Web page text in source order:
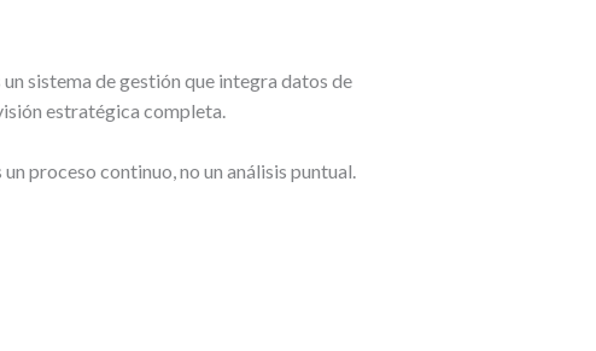
sistema de gestión que integra datos de
estratégica completa.
proceso continuo, no un análisis puntual.